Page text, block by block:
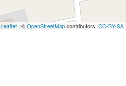
Leaflet | ©OpenStreetMapcontributors, CC-BY-SA